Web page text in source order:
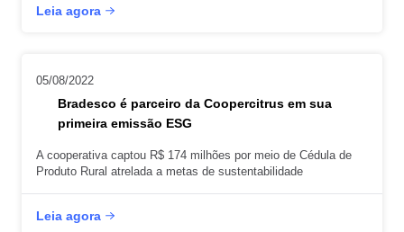
Leia agora
05/08/2022
Bradesco é parceiro da Coopercitrus em sua
primeira emissão ESG
A cooperativa captou R$ 174 milhões por meio de Cédula de
Produto Rural atrelada a metas de sustentabilidade
Leia agora